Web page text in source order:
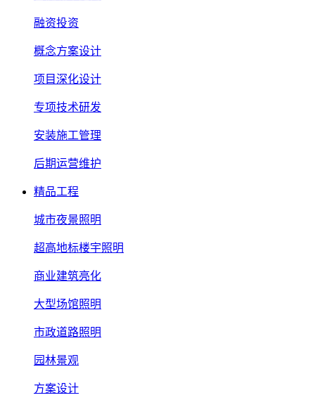
融资投资
概念方案设计
项目深化设计
专项技术研发
安装施工管理
后期运营维护
精品工程
城市夜景照明
超高地标楼宇照明
商业建筑亮化
大型场馆照明
市政道路照明
园林景观
方案设计